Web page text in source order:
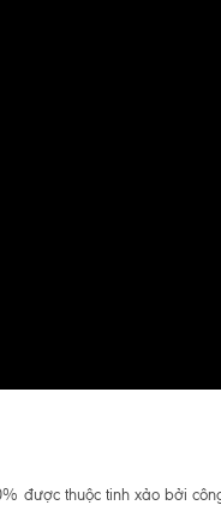
được thuộc tinh xảo bởi